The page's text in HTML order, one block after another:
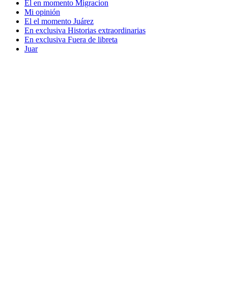
El en momento Migracion
Mi opinión
El el momento Juárez
En exclusiva Historias extraordinarias
En exclusiva Fuera de libreta
Juar